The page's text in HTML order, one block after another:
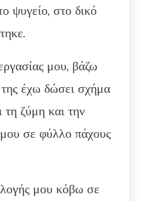
ψυγείο, στο δικό
μου, βάζω
έχω δώσει σχήμα
ζύμη και την
σε φύλλο πάχους
μου κόβω σε